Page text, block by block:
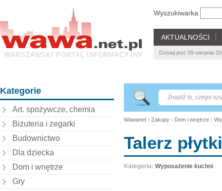
WARSZAWSKI PORTAL INFORMACYJNY
Wyszukiwarka
AKTUALNOŚCI
Dzisiaj jest: 09 sierpnia
Kategorie
Art. spożywcze, chemia
Biżuteria i zegarki
Budownictwo
Dla dziecka
Dom i wnętrze
Gry
Wawanet › Zakupy › Dom i wnętrze ›
Talerz
Kategoria: Wyposażenie kuchni